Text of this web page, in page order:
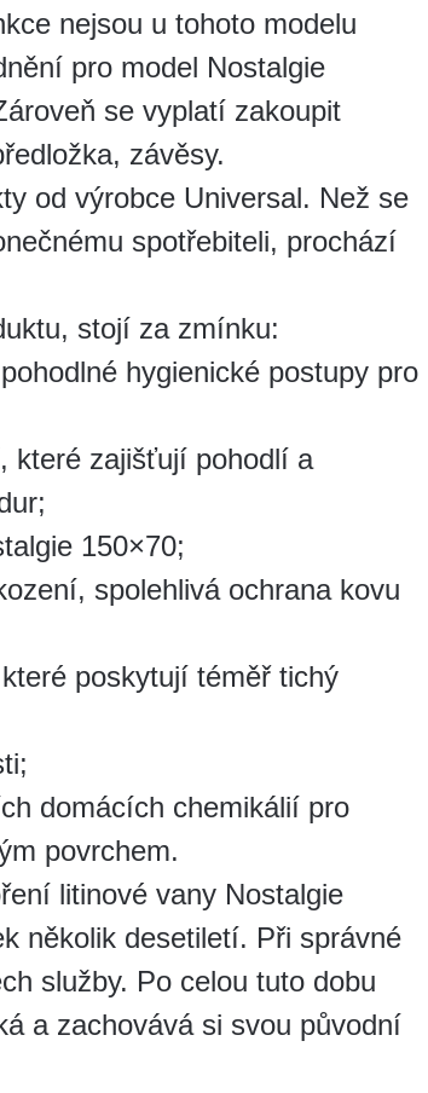
nejsou u tohoto modelu
pro model Nostalgie
se vyplatí zakoupit
závěsy.
od výrobce Universal. Než se
spotřebiteli, prochází
stojí za zmínku:
hygienické postupy pro
které zajišťují pohodlí a
150×70;
spolehlivá ochrana kovu
poskytují téměř tichý
domácích chemikálií pro
povrchem.
litinové vany Nostalgie
několik desetiletí. Při správné
služby. Po celou tuto dobu
a zachovává si svou původní